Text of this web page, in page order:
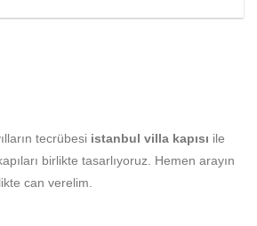
tecrübesi istanbul villa kapısı ile
birlikte tasarlıyoruz. Hemen arayın
can verelim.